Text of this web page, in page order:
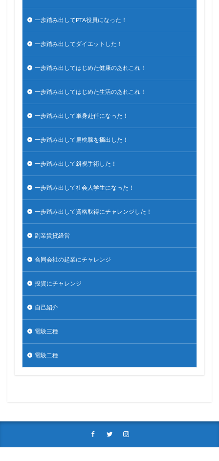
一歩踏み出してPTA役員になった！
一歩踏み出してダイエットした！
一歩踏み出してはじめた健康のあれこれ！
一歩踏み出してはじめた生活のあれこれ！
一歩踏み出して単身赴任になった！
一歩踏み出して扁桃腺を摘出した！
一歩踏み出して斜視手術した！
一歩踏み出して社会人学生になった！
一歩踏み出して資格取得にチャレンジした！
副業賃貸経営
合同会社の起業にチャレンジ
投資にチャレンジ
自己紹介
電験三種
電験二種